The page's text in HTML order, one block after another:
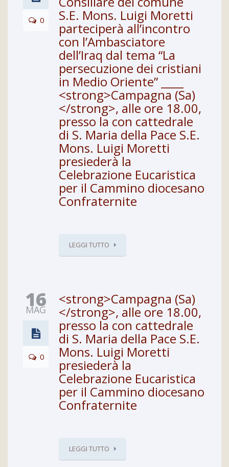
0 S.E. Mons. Luigi Moretti
parteciperà all’incontro
con l’Ambasciatore
dell’Iraq dal tema “La
persecuzione dei cristiani
in Medio Oriente” ____
<strong>Campagna (Sa)
</strong>, alle ore 18.00,
presso la con cattedrale
di S. Maria della Pace S.E.
Mons. Luigi Moretti
presiederà la
Celebrazione Eucaristica
per il Cammino diocesano
Confraternite
LEGGI TUTTO
16
MAG
0
<strong>Campagna (Sa)
</strong>, alle ore 18.00,
presso la con cattedrale
di S. Maria della Pace S.E.
Mons. Luigi Moretti
presiederà la
Celebrazione Eucaristica
per il Cammino diocesano
Confraternite
LEGGI TUTTO